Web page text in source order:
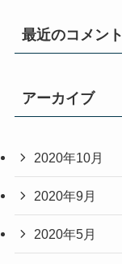
最近のコメント
アーカイブ
2020年10月
2020年9月
2020年5月